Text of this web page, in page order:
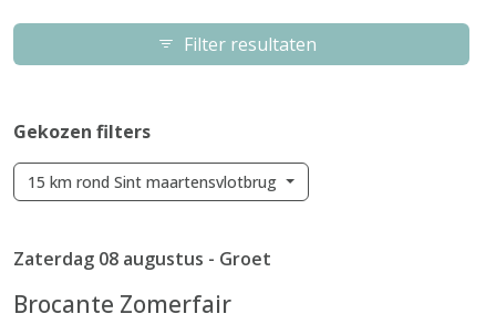
Filter resultaten
Gekozen filters
15 km rond Sint maartensvlotbrug
Zaterdag 08 augustus - Groet
Brocante Zomerfair